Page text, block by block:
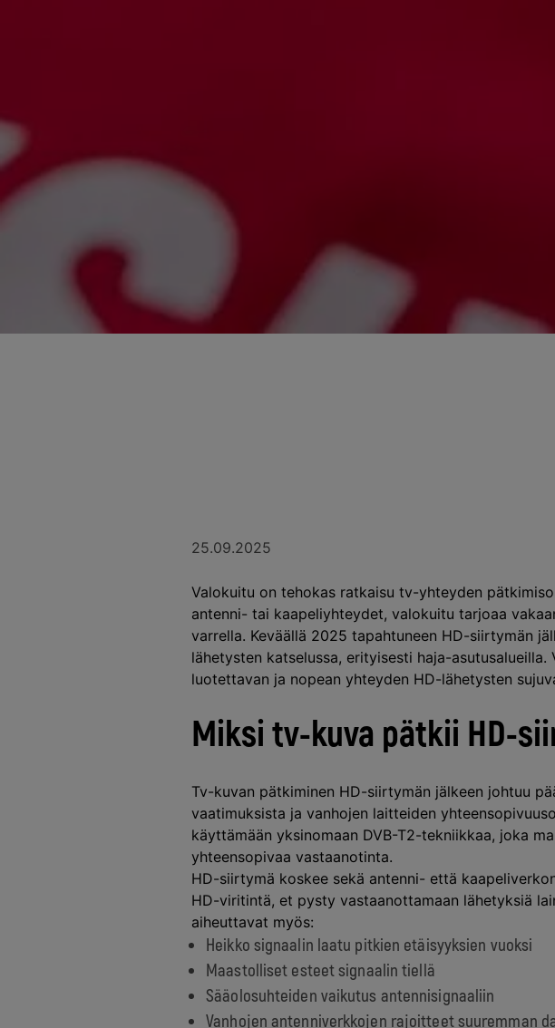
25.09.2025
Valokuitu on tehokas ratkaisu tv-yhteyden
antenni- tai kaapeliyhteydet, valokuitu tarjoaa
varrella. Keväällä 2025 tapahtuneen HD-siirtymän
lähetysten katselussa, erityisesti haja-
luotettavan ja nopean yhteyden HD-lähetysten
Miksi tv-kuva pätkii HD-
Tv-kuvan pätkiminen HD-siirtymän jälkeen johtuu
vaatimuksista ja vanhojen laitteiden
käyttämään yksinomaan DVB-T2-tekniikkaa, joka
yhteensopivaa vastaanotinta.
HD-siirtymä koskee sekä antenni- että
HD-viritintä, et pysty vastaanottamaan lähetyksiä
aiheuttavat myös:
Heikko signaalin laatu pitkien etäisyyksien vuoksi
Maastolliset esteet signaalin tiellä
Sääolosuhteiden vaikutus antennisignaaliin
Vanhojen antenniverkkojen rajoitteet suuremman